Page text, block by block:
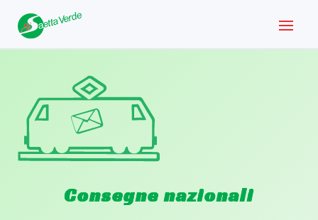
Consegne nazionali